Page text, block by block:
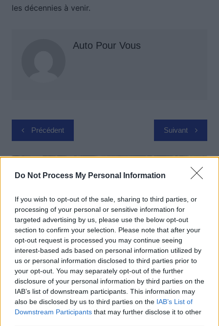
Do Not Process My Personal Information
If you wish to opt-out of the sale, sharing to third parties, or
processing of your personal or sensitive information for
targeted advertising by us, please use the below opt-out
section to confirm your selection. Please note that after your
opt-out request is processed you may continue seeing
interest-based ads based on personal information utilized by
us or personal information disclosed to third parties prior to
your opt-out. You may separately opt-out of the further
disclosure of your personal information by third parties on the
IAB’s list of downstream participants. This information may
also be disclosed by us to third parties on the IAB’s List of
Downstream Participants that may further disclose it to other
les décennies à venir.
Auto Pour Vous
Navigation
de
l’article
Précédent Suivant
Actus Info
Elon Musk nuirait gravement à Tesla
selon une étude européenne